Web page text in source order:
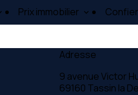
Prix immobilier
Adresse
9 avenue Victor
69160 Tassin la